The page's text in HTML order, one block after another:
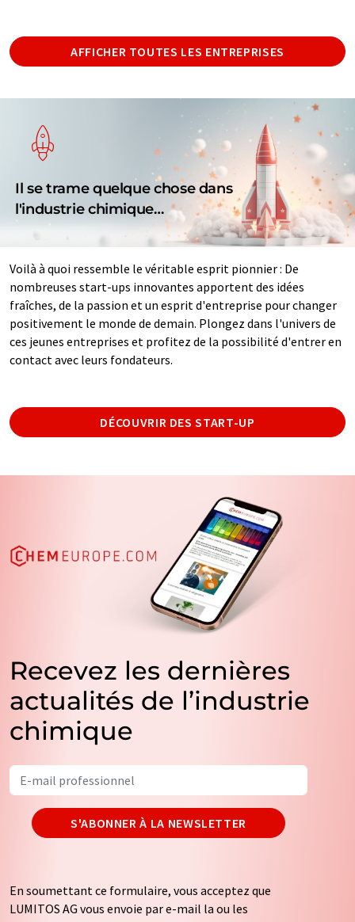
AFFICHER TOUTES LES ENTREPRISES
Il se trame quelque chose dans
l'industrie chimique…
Voilà à quoi ressemble le véritable esprit pionnier : De
nombreuses start-ups innovantes apportent des idées
fraîches, de la passion et un esprit d'entreprise pour changer
positivement le monde de demain. Plongez dans l'univers de
ces jeunes entreprises et profitez de la possibilité d'entrer en
contact avec leurs fondateurs.
DÉCOUVRIR DES START-UP
Recevez les dernières
actualités de l’industrie
chimique
S'ABONNER À LA NEWSLETTER
En soumettant ce formulaire, vous acceptez que
LUMITOS AG vous envoie par e-mail la ou les